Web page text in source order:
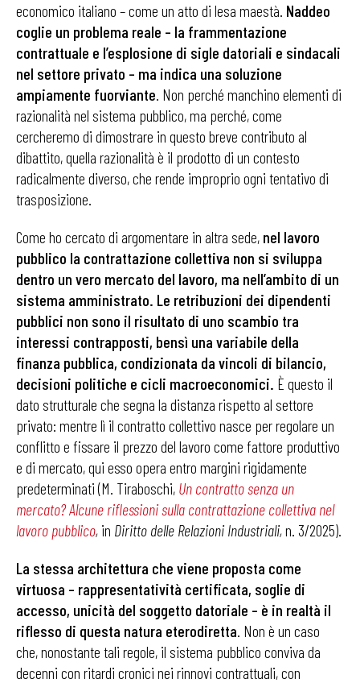
economico italiano – come un atto di lesa maestà. Naddeo
coglie un problema reale – la frammentazione
contrattuale e l’esplosione di sigle datoriali e sindacali
nel settore privato – ma indica una soluzione
ampiamente fuorviante. Non perché manchino elementi di
razionalità nel sistema pubblico, ma perché, come
cercheremo di dimostrare in questo breve contributo al
dibattito, quella razionalità è il prodotto di un contesto
radicalmente diverso, che rende improprio ogni tentativo di
trasposizione.
Come ho cercato di argomentare in altra sede, nel lavoro
pubblico la contrattazione collettiva non si sviluppa
dentro un vero mercato del lavoro, ma nell’ambito di un
sistema amministrato. Le retribuzioni dei dipendenti
pubblici non sono il risultato di uno scambio tra
interessi contrapposti, bensì una variabile della
finanza pubblica, condizionata da vincoli di bilancio,
decisioni politiche e cicli macroeconomici. È questo il
dato strutturale che segna la distanza rispetto al settore
privato: mentre lì il contratto collettivo nasce per regolare un
conflitto e fissare il prezzo del lavoro come fattore produttivo
e di mercato, qui esso opera entro margini rigidamente
predeterminati (M. Tiraboschi, Un contratto senza un
mercato? Alcune riflessioni sulla contrattazione collettiva nel
lavoro pubblico, in Diritto delle Relazioni Industriali,n. 3/2025).
La stessa architettura che viene proposta come
virtuosa – rappresentatività certificata, soglie di
accesso, unicità del soggetto datoriale – è in realtà il
riflesso di questa natura eterodiretta. Non è un caso
che, nonostante tali regole, il sistema pubblico conviva da
decenni con ritardi cronici nei rinnovi contrattuali, con